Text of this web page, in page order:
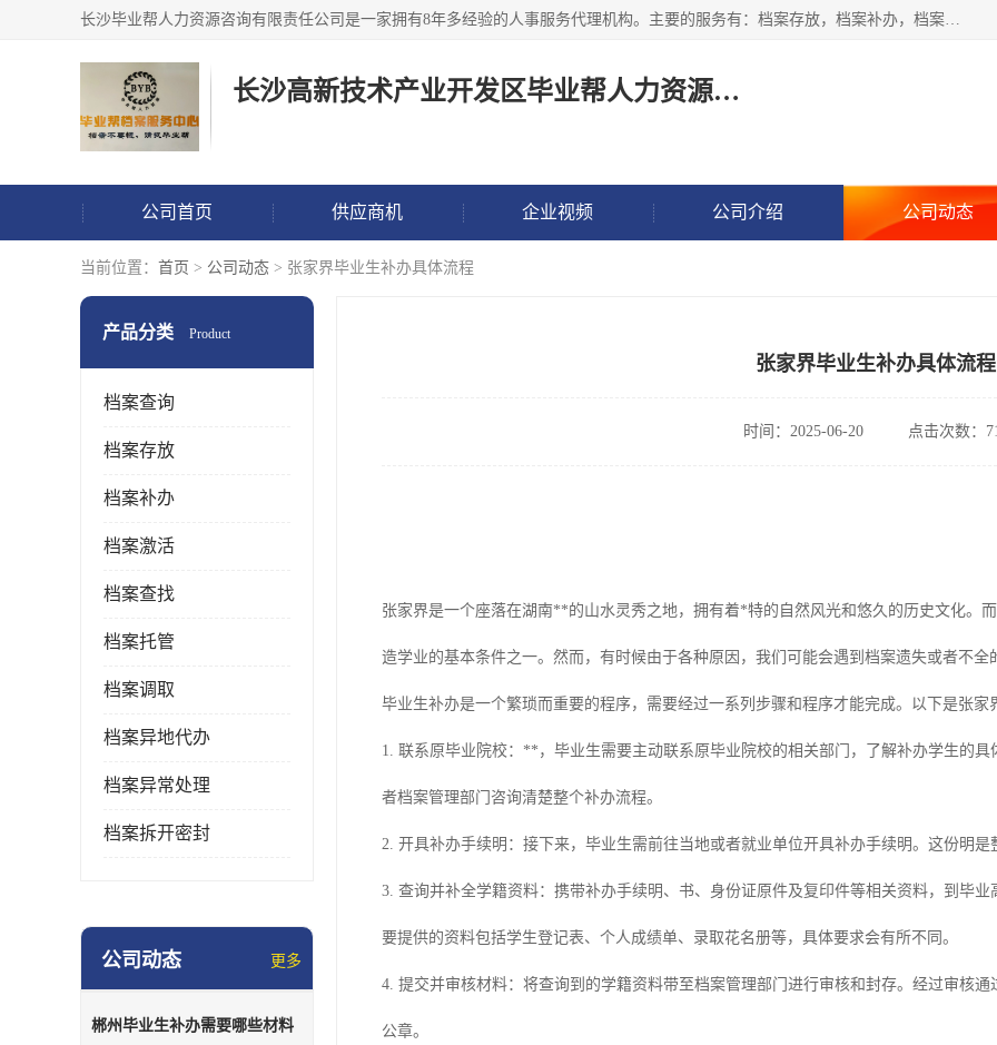
长沙毕业帮人力资源咨询有限责任公司是一家拥有8年多经验的人事服务代理机构。主要的服务有：档案存放，档案补办，档案激活，档案查询，档案查找，档案托管，档案调取，档案异地代办，档案异常处理 等；提供毕业档案处理、人事档案服务、商务代理代办、个人档案等服务，同时办事过程全程与客户沟通，确保真实、安全、可靠！
长沙高新技术产业开发区毕业帮人力资源咨询有限责任公司
公司首页 供应商机 企业视频 公司介绍 公司动态
当前位置： 首页 > 公司动态 > 张家界毕业生补办具体流程
产品分类 Product
档案查询
档案存放
档案补办
档案激活
档案查找
档案托管
档案调取
档案异地代办
档案异常处理
档案拆开密封
公司动态 更多
郴州毕业生补办需要哪些材料
张家界毕业生补办具体流程
时间：2025-06-20 点击次数：
张家界是一个座落在湖南**的山水灵秀之地，拥有着*特的自然风光和悠久的历史文化。
造学业的基本条件之一。然而，有时候由于各种原因，我们可能会遇到档案遗失或者不全
毕业生补办是一个繁琐而重要的程序，需要经过一系列步骤和程序才能完成。以下是张家
1. 联系原毕业院校：**，毕业生需要主动联系原毕业院校的相关部门，了解补办学生的
者档案管理部门咨询清楚整个补办流程。
2. 开具补办手续明：接下来，毕业生需前往当地或者就业单位开具补办手续明。这份明是
3. 查询并补全学籍资料：携带补办手续明、书、身份证原件及复印件等相关资料，到毕
要提供的资料包括学生登记表、个人成绩单、录取花名册等，具体要求会有所不同。
4. 提交并审核材料：将查询到的学籍资料带至档案管理部门进行审核和封存。经过审核
公章。